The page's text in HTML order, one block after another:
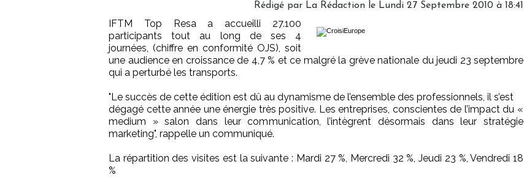
Rédigé par La Rédaction le Lundi 27 Septembre 2010 à 18:41
IFTM Top Resa a accueilli 27.100
participants tout au long de ses 4
journées, (chiffre en conformité OJS), soit
une audience en croissance de 4,7 % et ce malgré la grève nationale du jeudi 23 septembre
qui a perturbé les transports.
"Le succès de cette édition est dû au dynamisme de l’ensemble des professionnels, il s’est
dégagé cette année une énergie très positive. Les entreprises, conscientes de l’impact du «
medium » salon dans leur communication, l’intègrent désormais dans leur stratégie
marketing", rappelle un communiqué.
La répartition des visites est la suivante : Mardi 27 %, Mercredi 32 %, Jeudi 23 %, Vendredi 18
%